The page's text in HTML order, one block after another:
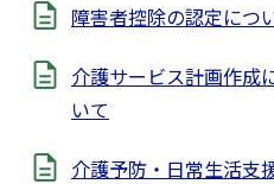
障害者控除の認定につ
介護サービス計画作成
いて
介護予防・日常生活支